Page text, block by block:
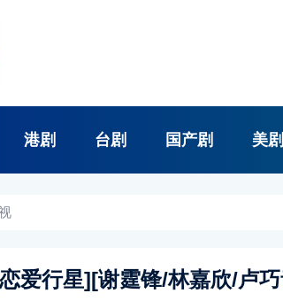
港剧 台剧 国产剧 美剧
爱行星][谢霆锋/林嘉欣/卢